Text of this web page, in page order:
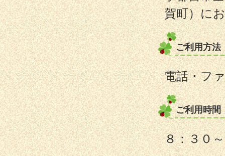
賀町）に
ご利用方法
電話・フ
ご利用時間
８：３０